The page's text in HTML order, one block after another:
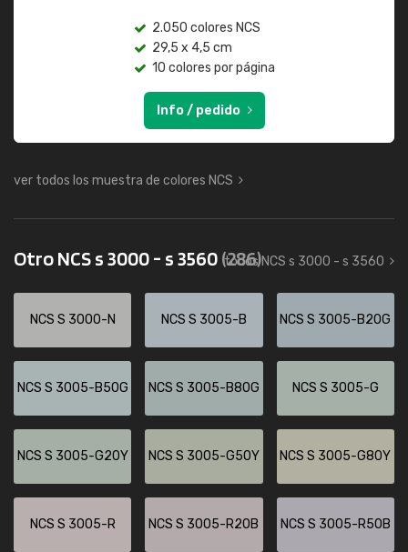
2.050 colores NCS
29,5 x 4,5 cm
10 colores por página
Info / pedido
ver todos los muestra de colores NCS
Otro NCS s 3000 - s 3560(286)
todos NCS s 3000 - s 3560
NCS S 3000-N NCS S 3005-B NCS S 3005-B20G
NCS S 3005-B50G NCS S 3005-B80G NCS S 3005-G
NCS S 3005-G20Y NCS S 3005-G50Y NCS S 3005-G80Y
NCS S 3005-R NCS S 3005-R20B NCS S 3005-R50B